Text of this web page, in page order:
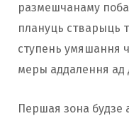
размешчанаму
плануць стварыць
ступень умяшання
меры аддалення ад
Першая зона